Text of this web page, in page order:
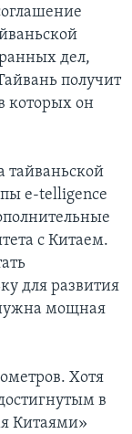
дел,
получит
которых он
тайваньской
e-telligence
с Китаем.
для развития
мощная
Хотя
в
Китаями»